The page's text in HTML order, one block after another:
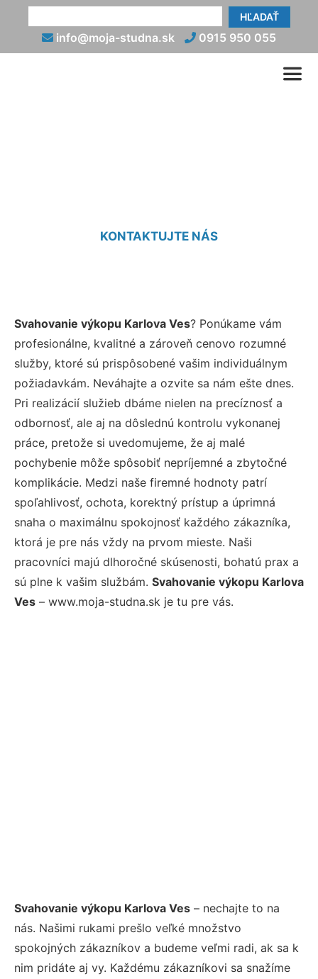
HĽADAŤ
info@moja-studna.sk 0915 950 055
KONTAKTUJTE NÁS
Svahovanie výkopu Karlova Ves? Ponúkame vám
profesionálne, kvalitné a zároveň cenovo rozumné
služby, ktoré sú prispôsobené vašim individuálnym
požiadavkám. Neváhajte a ozvite sa nám ešte dnes.
Pri realizácií služieb dbáme nielen na precíznosť a
odbornosť, ale aj na dôslednú kontrolu vykonanej
práce, pretože si uvedomujeme, že aj malé
pochybenie môže spôsobiť nepríjemné a zbytočné
komplikácie. Medzi naše firemné hodnoty patrí
spoľahlivosť, ochota, korektný prístup a úprimná
snaha o maximálnu spokojnosť každého zákazníka,
ktorá je pre nás vždy na prvom mieste. Naši
pracovníci majú dlhoročné skúsenosti, bohatú prax a
sú plne k vašim službám. Svahovanie výkopu Karlova
Ves – www.moja-studna.sk je tu pre vás.
Svahovanie výkopu Karlova Ves – nechajte to na
nás. Našimi rukami prešlo veľké množstvo
spokojných zákazníkov a budeme veľmi radi, ak sa k
nim pridáte aj vy. Každému zákazníkovi sa snažíme